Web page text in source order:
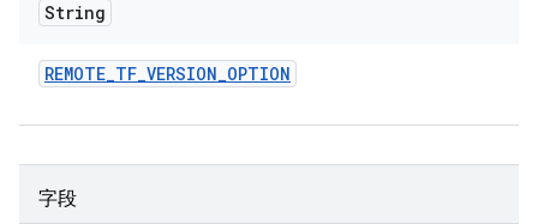
String
REMOTE_TF_VERSION_OPTION
字段